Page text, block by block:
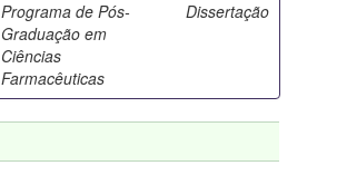
Programa de Pós-
Graduação em
Ciências
Farmacêuticas
Dissertação